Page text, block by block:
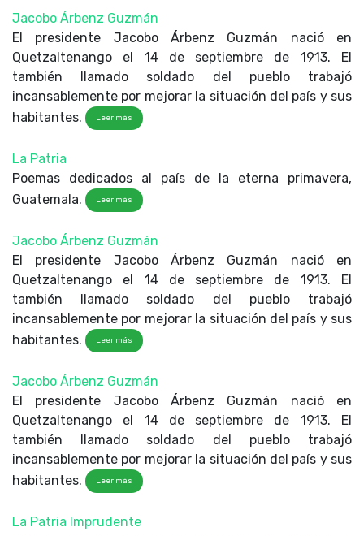
Jacobo Árbenz Guzmán
El presidente Jacobo Árbenz Guzmán nació en
Quetzaltenango el 14 de septiembre de 1913. El
también llamado soldado del pueblo trabajó
incansablemente por mejorar la situación del país y sus
habitantes.
Leer más
La Patria
Poemas dedicados al país de la eterna primavera,
Guatemala.
Leer más
Jacobo Árbenz Guzmán
El presidente Jacobo Árbenz Guzmán nació en
Quetzaltenango el 14 de septiembre de 1913. El
también llamado soldado del pueblo trabajó
incansablemente por mejorar la situación del país y sus
habitantes.
Leer más
Jacobo Árbenz Guzmán
El presidente Jacobo Árbenz Guzmán nació en
Quetzaltenango el 14 de septiembre de 1913. El
también llamado soldado del pueblo trabajó
incansablemente por mejorar la situación del país y sus
habitantes.
Leer más
La Patria Imprudente